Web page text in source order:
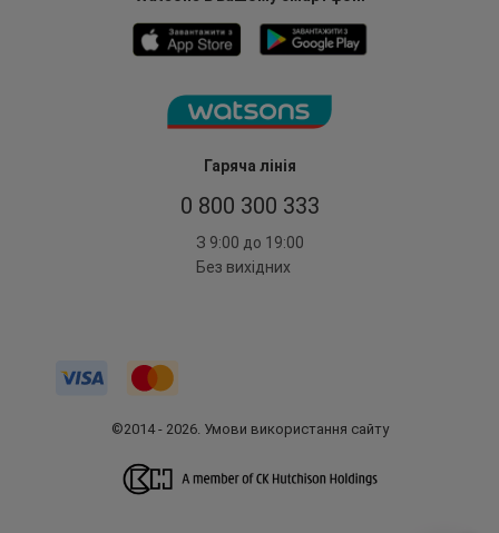
Гаряча лінія
0 800 300 333
З 9:00 до 19:00
Без вихідних
©2014 - 2026. Умови використання сайту